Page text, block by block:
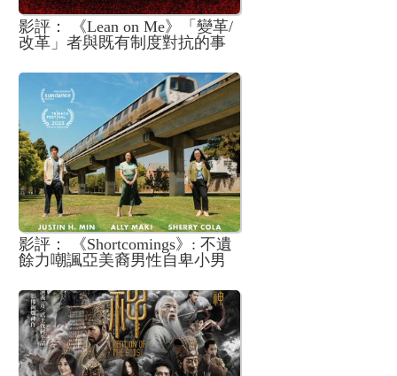
影評： 《Lean on Me》「變革/
改革」者與既有制度對抗的事
皆準
影評： 《Shortcomings》: 不遺
餘力嘲諷亞美裔男性自卑小男
道的投機取巧之作